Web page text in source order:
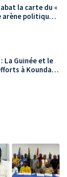
abat la carte du «
arène politique
Guinée et le
à Koundara